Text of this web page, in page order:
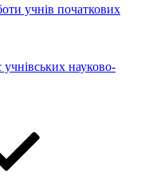
учнів початкових
науково-